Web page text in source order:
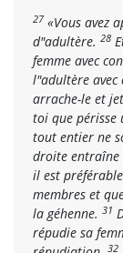
27 «Vous avez
d"adultère. 28
femme avec
l"adultère avec
arrache-le et
toi que périsse
tout entier ne
droite entraîne
il est
membres et
la géhenne. 31
répudie sa
32